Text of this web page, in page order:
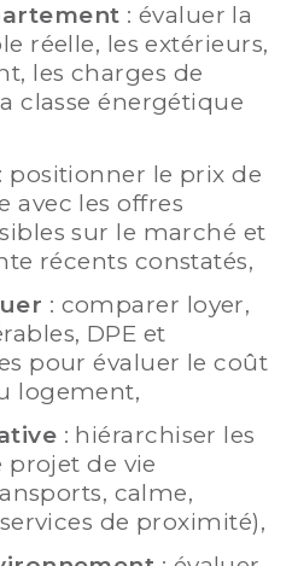
: évaluer la
réelle, les extérieurs,
les charges de
classe énergétique
: positionner le prix de
avec les offres
sur le marché et
récents constatés,
: comparer loyer,
DPE et
pour évaluer le coût
logement,
: hiérarchiser les
projet de vie
calme,
de proximité),